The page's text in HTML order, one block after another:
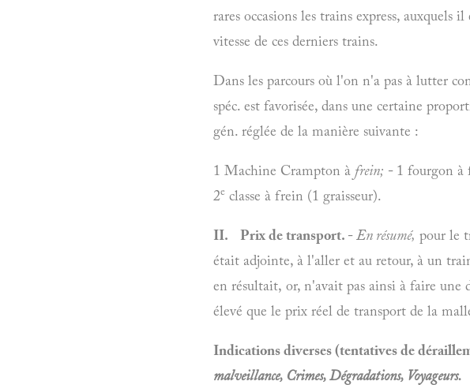
rares occasions les trains express, auxquels
vitesse de ces derniers trains.
Dans les parcours où l'on n'a pas à lutter
spéc. est favorisée, dans une certaine
gén. réglée de la manière suivante :
1 Machine Crampton à frein; - 1 fourgon à
2e classe à frein (1 graisseur).
II. Prix de transport. -En résumé, pour le
était adjointe, à l'aller et au retour, à un
en résultait, or, n'avait pas ainsi à faire une
élevé que le prix réel de transport de la
Indications diverses (tentatives de
malveillance, Crimes, Dégradations, Voyageurs.